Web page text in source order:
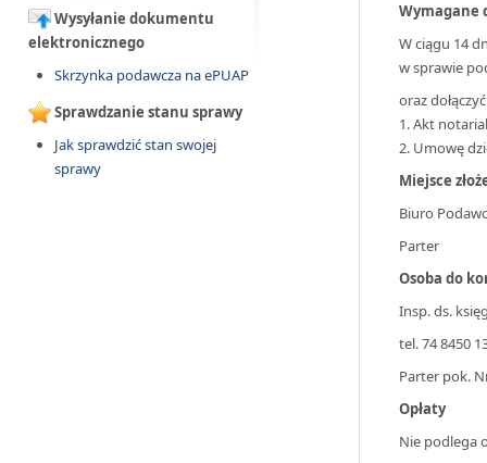
Wysyłanie dokumentu
elektronicznego
Skrzynka podawcza na ePUAP
Sprawdzanie stanu sprawy
Jak sprawdzić stan swojej
sprawy
Wymagane
W ciągu 14
w sprawie
oraz
1. Akt
2. Umowę
Miejsce
Biuro
Parter
Osoba do
Insp. ds.
tel. 74 8450
Parter pok.
Opłaty
Nie podlega